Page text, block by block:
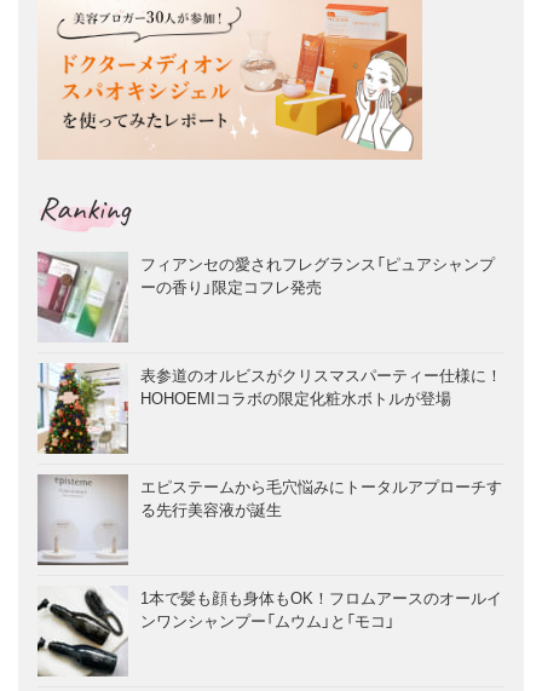
Ranking
フィアンセの愛されフレグランス「ピュアシャンプ
ーの香り」限定コフレ発売
表参道のオルビスがクリスマスパーティー仕様に！
HOHOEMIコラボの限定化粧水ボトルが登場
エピステームから毛穴悩みにトータルアプローチす
る先行美容液が誕生
1本で髪も顔も身体もOK！フロムアースのオールイ
ンワンシャンプー「ムウム」と「モコ」